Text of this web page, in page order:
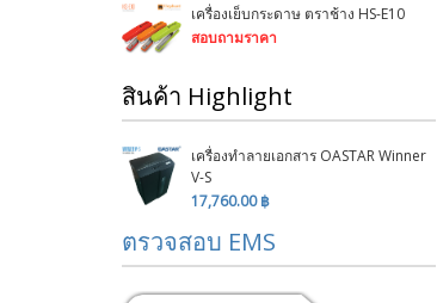
เครื่องเย็บกระดาษ ตราช้าง HS-E10
สอบถามราคา
สินค้า Highlight
เครื่องทำลายเอกสาร OASTAR Winner
V-S
17,760.00 ฿
ตรวจสอบ EMS